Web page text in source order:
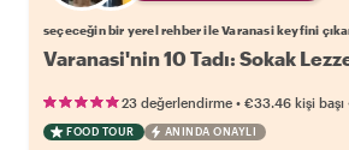
seçeceğin bir yerel rehber ile Varanasi keyfini
Varanasi'nin 10 Tadı: Sokak
23 değerlendirme • €33.46 kişi başı
FOOD TOUR ANINDA ONAYLI